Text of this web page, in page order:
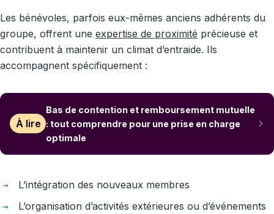
Les bénévoles, parfois eux-mêmes anciens adhérents du
groupe, offrent une expertise de proximité précieuse et
contribuent à maintenir un climat d’entraide. Ils
accompagnent spécifiquement :
À lire
Bas de contention et remboursement mutuelle
: tout comprendre pour une prise en charge
optimale
L’intégration des nouveaux membres
L’organisation d’activités extérieures ou d’événements